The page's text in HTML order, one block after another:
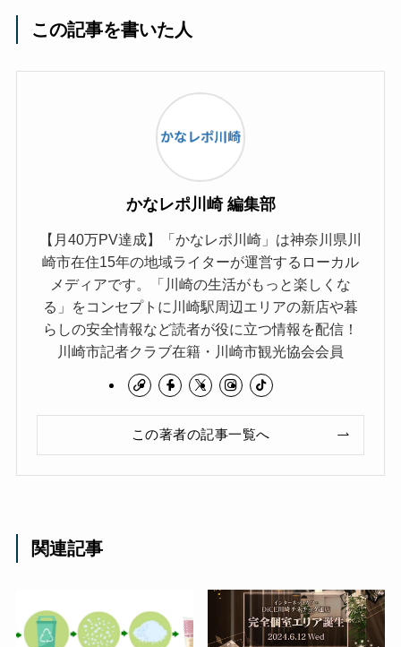
この記事を書いた人
かなレポ川崎 編集部
【月40万PV達成】「かなレポ川崎」は神奈川県川
崎市在住15年の地域ライターが運営するローカル
メディアです。「川崎の生活がもっと楽しくな
る」をコンセプトに川崎駅周辺エリアの新店や暮
らしの安全情報など読者が役に立つ情報を配信！
川崎市記者クラブ在籍・川崎市観光協会会員
この著者の記事一覧へ
関連記事